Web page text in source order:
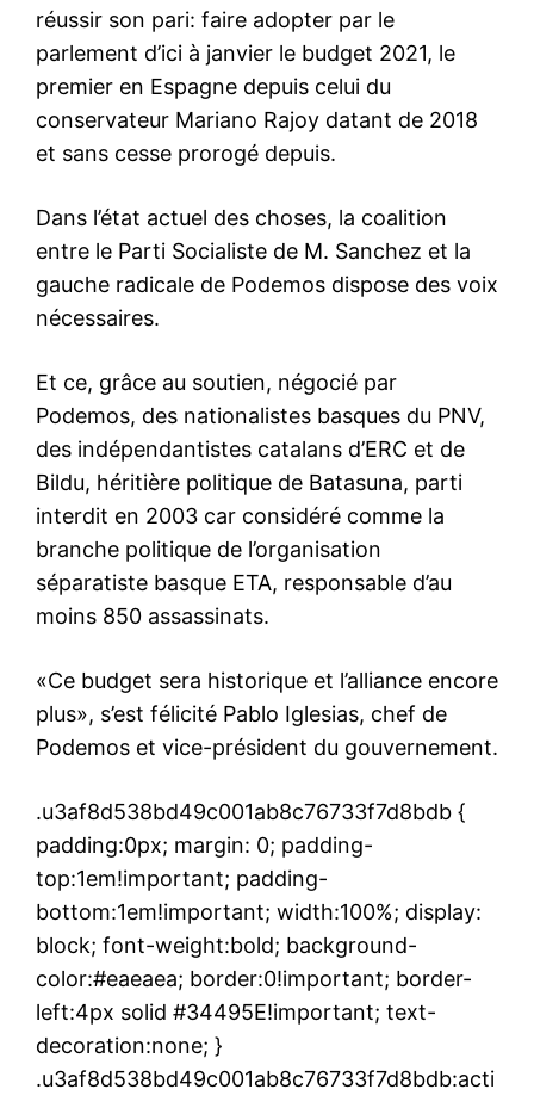
réussir son pari: faire adopter par le
parlement d’ici à janvier le budget 2021, le
premier en Espagne depuis celui du
conservateur Mariano Rajoy datant de 2018
et sans cesse prorogé depuis.
Dans l’état actuel des choses, la coalition
entre le Parti Socialiste de M. Sanchez et la
gauche radicale de Podemos dispose des voix
nécessaires.
Et ce, grâce au soutien, négocié par
Podemos, des nationalistes basques du PNV,
des indépendantistes catalans d’ERC et de
Bildu, héritière politique de Batasuna, parti
interdit en 2003 car considéré comme la
branche politique de l’organisation
séparatiste basque ETA, responsable d’au
moins 850 assassinats.
«Ce budget sera historique et l’alliance encore
plus», s’est félicité Pablo Iglesias, chef de
Podemos et vice-président du gouvernement.
.u3af8d538bd49c001ab8c76733f7d8bdb {
padding:0px; margin: 0; padding-
top:1em!important; padding-
bottom:1em!important; width:100%; display:
block; font-weight:bold; background-
color:#eaeaea; border:0!important; border-
left:4px solid #34495E!important; text-
decoration:none; }
.u3af8d538bd49c001ab8c76733f7d8bdb:acti